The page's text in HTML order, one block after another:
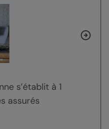
s’établit à 1
assurés